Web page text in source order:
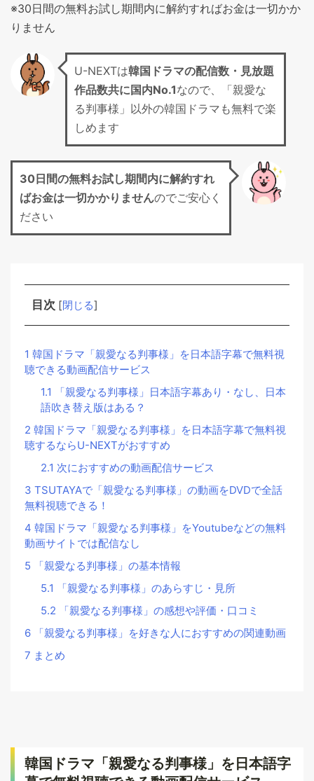
※30日間の無料お試し期間内に解約すればお金は一切かか
りません
U-NEXTは韓国ドラマの配信数・見放題
作品数共に国内No.1なので、「親愛な
る判事様」以外の韓国ドラマも無料で楽
しめます
30日間の無料お試し期間内に解約すれ
ばお金は一切かかりませんのでご安心く
ださい
目次 [閉じる]
1 韓国ドラマ「親愛なる判事様」を日本語字幕で無料視
聴できる動画配信サービス
1.1 「親愛なる判事様」日本語字幕あり・なし、日本
語吹き替え版はある？
2 韓国ドラマ「親愛なる判事様」を日本語字幕で無料視
聴するならU-NEXTがおすすめ
2.1 次におすすめの動画配信サービス
3 TSUTAYAで「親愛なる判事様」の動画をDVDで全話
無料視聴できる！
4 韓国ドラマ「親愛なる判事様」をYoutubeなどの無料
動画サイトでは配信なし
5 「親愛なる判事様」の基本情報
5.1 「親愛なる判事様」のあらすじ・見所
5.2 「親愛なる判事様」の感想や評価・口コミ
6 「親愛なる判事様」を好きな人におすすめの関連動画
7 まとめ
韓国ドラマ「親愛なる判事様」を日本語字